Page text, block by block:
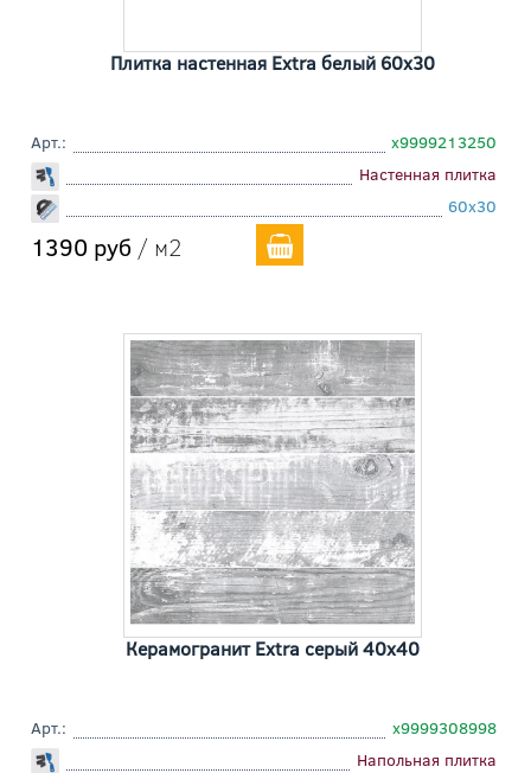
Плитка настенная Extra белый 60x30
Арт.:
х9999213250
Настенная плитка
60x30
1390 руб / м2
Керамогранит Extra серый 40x40
Арт.:
х9999308998
Напольная плитка